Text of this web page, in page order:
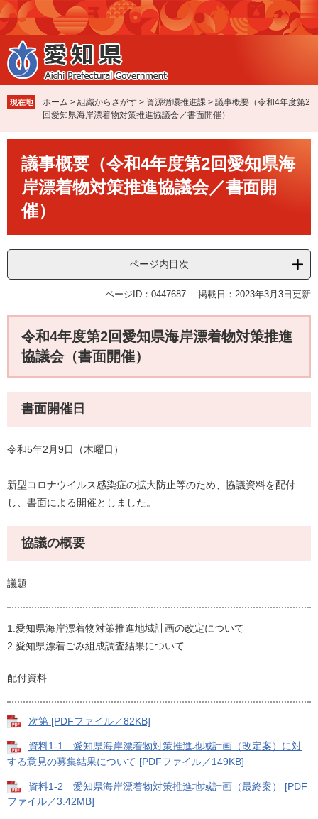
ペ
ー
ジ
の
先
で
す
メ
ニ
ュ
ー
を
ば
し
本
現在地 ホーム > 組織からさがす > 資源循環推進課 > 議事概要（令和4年度第2
回愛知県海岸漂着物対策推進協議会／書面開催）
議事概要（令和4年度第2回愛知県海
岸漂着物対策推進協議会／書面開
催）
ページ内目次
ページID：0447687 掲載日：2023年3月3日更新
令和4年度第2回愛知県海岸漂着物対策推進
協議会（書面開催）
書面開催日
令和5年2月9日（木曜日）
新型コロナウイルス感染症の拡大防止等のため、協議資料を配付
し、書面による開催としました。
協議の概要
議題
1.愛知県海岸漂着物対策推進地域計画の改定について
2.愛知県漂着ごみ組成調査結果について
配付資料
次第 [PDFファイル／82KB]
資料1-1 愛知県海岸漂着物対策推進地域計画（改定案）に対
する意見の募集結果について [PDFファイル／149KB]
資料1-2 愛知県海岸漂着物対策推進地域計画（最終案） [PDF
ファイル／3.42MB]